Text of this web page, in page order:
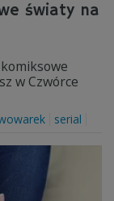
światy na
w Czwórce
serial